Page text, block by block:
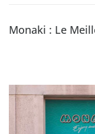
Monaki : Le